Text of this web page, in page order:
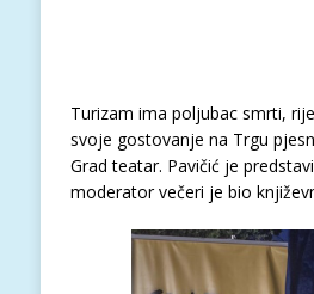
Turizam ima poljubac smrti,
svoje gostovanje na Trgu
Grad teatar. Pavičić je
moderator večeri je bio